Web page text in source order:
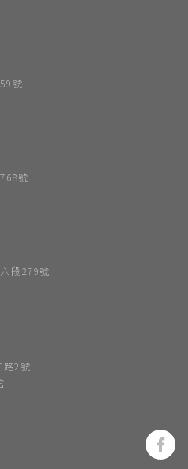
號
號
段279號
路2號